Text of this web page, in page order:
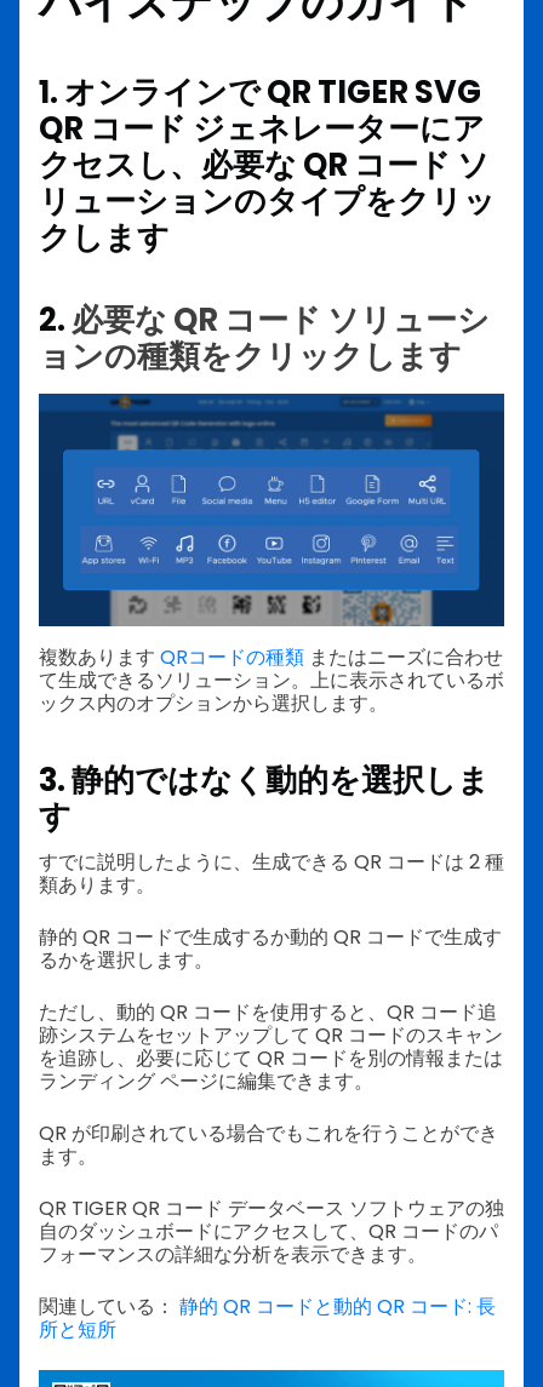
1. オンラインで QR TIGER SVG
QR コード ジェネレーターにア
クセスし、必要な QR コード ソ
リューションのタイプをクリッ
クします
2.必要な QR コード ソリューシ
ョンの種類をクリックします
複数あります QRコードの種類 またはニーズに合わせ
て生成できるソリューション。上に表示されているボ
ックス内のオプションから選択します。
3. 静的ではなく動的を選択しま
す
すでに説明したように、生成できる QR コードは 2 種
類あります。
静的 QR コードで生成するか動的 QR コードで生成す
るかを選択します。
ただし、動的 QR コードを使用すると、QR コード追
跡システムをセットアップして QR コードのスキャン
を追跡し、必要に応じて QR コードを別の情報または
ランディング ページに編集できます。
QR が印刷されている場合でもこれを行うことができ
ます。
QR TIGER QR コード データベース ソフトウェアの独
自のダッシュボードにアクセスして、QR コードのパ
フォーマンスの詳細な分析を表示できます。
関連している： 静的 QR コードと動的 QR コード: 長
所と短所